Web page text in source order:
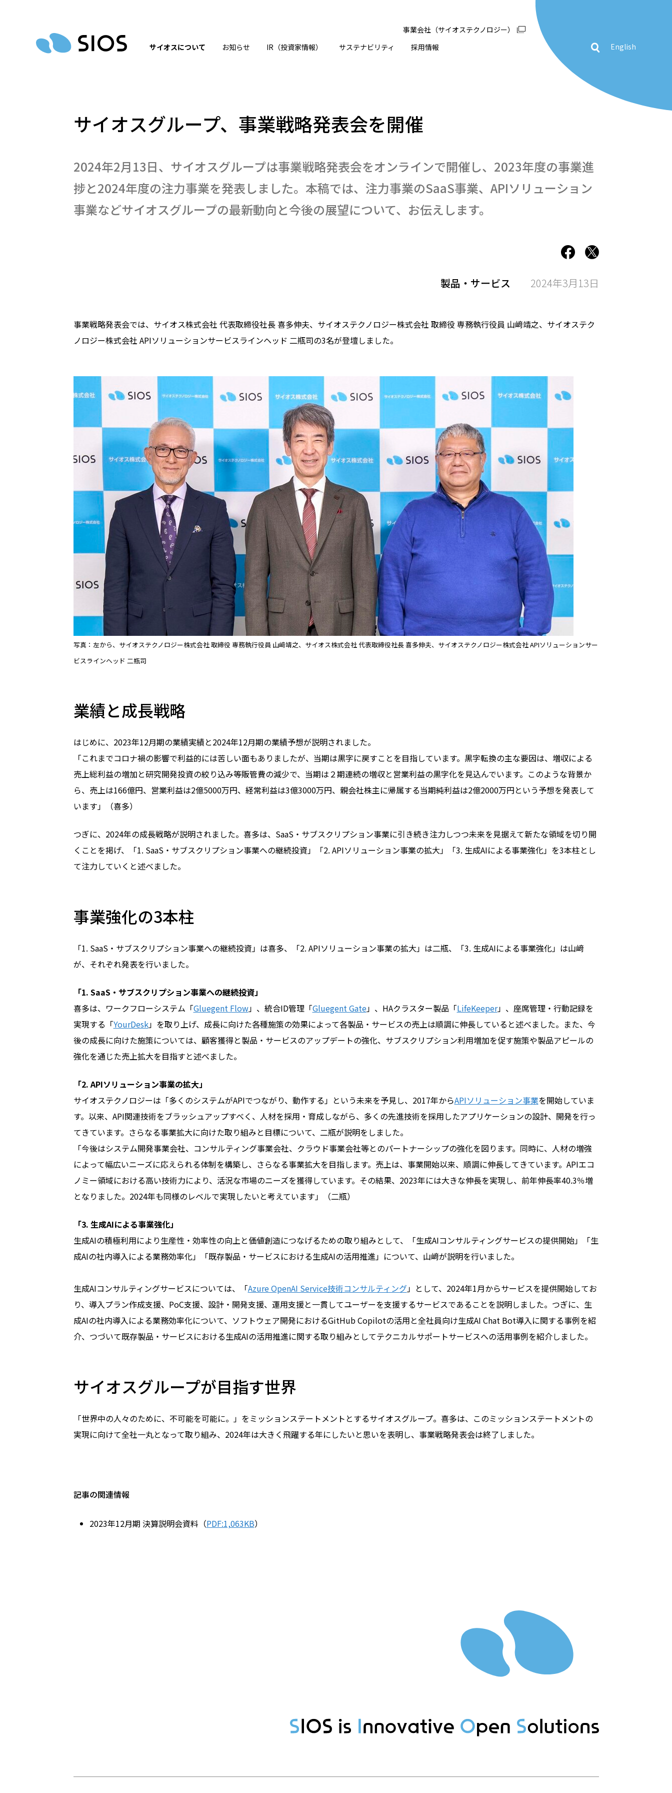
事業会社（サイオステクノロジー）
サイオスについて
お知らせ IR（投資家情報） サステナビリティ 採用情報 English
サイオスグループ、事業戦略発表会を開催
2024年2月13日、サイオスグループは事業戦略発表会をオンラインで開催し、2023年度の事業進
捗と2024年度の注力事業を発表しました。本稿では、注力事業のSaaS事業、APIソリューション
事業などサイオスグループの最新動向と今後の展望について、お伝えします。
製品・サービス 2024年3月13日
事業戦略発表会では、サイオス株式会社 代表取締役社長 喜多伸夫、サイオステクノロジー株式会社 取締役 専務執行役員 山﨑靖之、サイオステク
ノロジー株式会社 APIソリューションサービスラインヘッド 二瓶司の3名が登壇しました。
写真：左から、サイオステクノロジー株式会社 取締役 専務執行役員 山﨑靖之、サイオス株式会社 代表取締役社長 喜多伸夫、サイオステクノロジー株式会社 APIソリューションサー
ビスラインヘッド 二瓶司
業績と成長戦略
はじめに、2023年12月期の業績実績と2024年12月期の業績予想が説明されました。
「これまでコロナ禍の影響で利益的には苦しい面もありましたが、当期は黒字に戻すことを目指しています。黒字転換の主な要因は、増収による
売上総利益の増加と研究開発投資の絞り込み等販管費の減少で、当期は２期連続の増収と営業利益の黒字化を見込んでいます。このような背景か
ら、売上は166億円、営業利益は2億5000万円、経常利益は3億3000万円、親会社株主に帰属する当期純利益は2億2000万円という予想を発表して
います」（喜多）
つぎに、2024年の成長戦略が説明されました。喜多は、SaaS・サブスクリプション事業に引き続き注力しつつ未来を見据えて新たな領域を切り開
くことを掲げ、「1. SaaS・サブスクリプション事業への継続投資」「2. APIソリューション事業の拡大」「3. 生成AIによる事業強化」を3本柱とし
て注力していくと述べました。
事業強化の3本柱
「1. SaaS・サブスクリプション事業への継続投資」は喜多、「2. APIソリューション事業の拡大」は二瓶、「3. 生成AIによる事業強化」は山﨑
が、それぞれ発表を行いました。
「1. SaaS・サブスクリプション事業への継続投資」
喜多は、ワークフローシステム「Gluegent Flow」、統合ID管理「Gluegent Gate」、HAクラスター製品「LifeKeeper」、座席管理・行動記録を
実現する「YourDesk」を取り上げ、成長に向けた各種施策の効果によって各製品・サービスの売上は順調に伸長していると述べました。また、今
後の成長に向けた施策については、顧客獲得と製品・サービスのアップデートの強化、サブスクリプション利用増加を促す施策や製品アピールの
強化を通じた売上拡大を目指すと述べました。
「2. APIソリューション事業の拡大」
サイオステクノロジーは「多くのシステムがAPIでつながり、動作する」という未来を予見し、2017年からAPIソリューション事業を開始していま
す。以来、API関連技術をブラッシュアップすべく、人材を採用・育成しながら、多くの先進技術を採用したアプリケーションの設計、開発を行っ
てきています。さらなる事業拡大に向けた取り組みと目標について、二瓶が説明をしました。
「今後はシステム開発事業会社、コンサルティング事業会社、クラウド事業会社等とのパートナーシップの強化を図ります。同時に、人材の増強
によって幅広いニーズに応えられる体制を構築し、さらなる事業拡大を目指します。売上は、事業開始以来、順調に伸長してきています。APIエコ
ノミー領域における高い技術力により、活況な市場のニーズを獲得しています。その結果、2023年には大きな伸長を実現し、前年伸長率40.3％増
となりました。2024年も同様のレベルで実現したいと考えています」（二瓶）
「3. 生成AIによる事業強化」
生成AIの積極利用により生産性・効率性の向上と価値創造につなげるための取り組みとして、「生成AIコンサルティングサービスの提供開始」「生
成AIの社内導入による業務効率化」「既存製品・サービスにおける生成AIの活用推進」について、山﨑が説明を行いました。
生成AIコンサルティングサービスについては、「Azure OpenAI Service技術コンサルティング」として、2024年1月からサービスを提供開始してお
り、導入プラン作成支援、PoC支援、設計・開発支援、運用支援と一貫してユーザーを支援するサービスであることを説明しました。つぎに、生
成AIの社内導入による業務効率化について、ソフトウェア開発におけるGitHub Copilotの活用と全社員向け生成AI Chat Bot導入に関する事例を紹
介、つづいて既存製品・サービスにおける生成AIの活用推進に関する取り組みとしてテクニカルサポートサービスへの活用事例を紹介しました。
サイオスグループが目指す世界
「世界中の人々のために、不可能を可能に。」をミッションステートメントとするサイオスグループ。喜多は、このミッションステートメントの
実現に向けて全社一丸となって取り組み、2024年は大きく飛躍する年にしたいと思いを表明し、事業戦略発表会は終了しました。
記事の関連情報
2023年12月期 決算説明会資料（PDF:1,063KB）